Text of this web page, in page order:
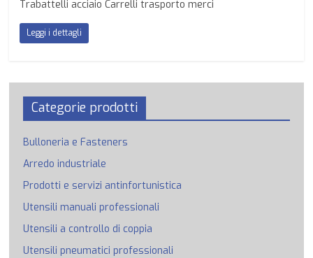
Trabattelli acciaio Carrelli trasporto merci
Leggi i dettagli
Categorie prodotti
Bulloneria e Fasteners
Arredo industriale
Prodotti e servizi antinfortunistica
Utensili manuali professionali
Utensili a controllo di coppia
Utensili pneumatici professionali